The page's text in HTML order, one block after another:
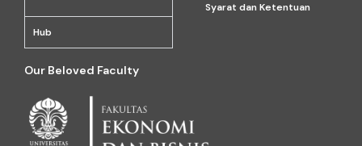
Hub
Syarat dan Ketentuan
Our Beloved Faculty